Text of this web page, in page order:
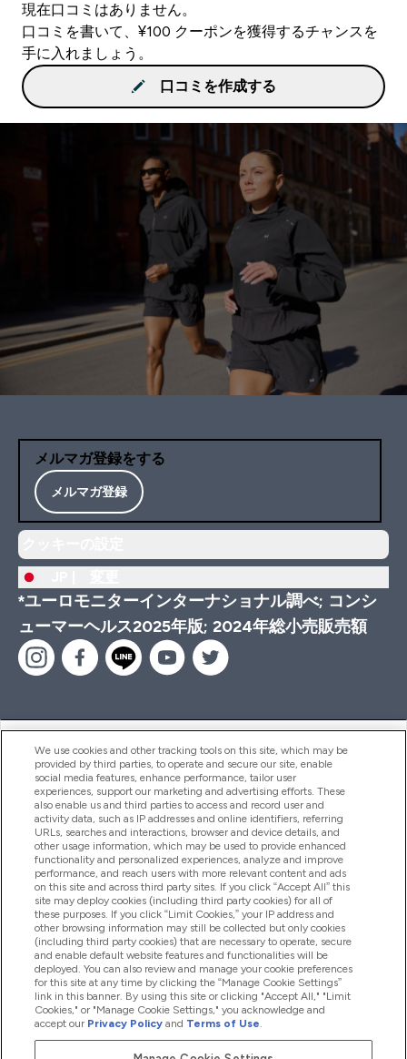
現在口コミはありません。
口コミを書いて、¥100 クーポンを獲得するチャンスを
手に入れましょう。
口コミを作成する
メルマガ登録をする
メルマガ登録
*ユーロモニターインターナショナル調べ; コンシ
ューマーヘルス2025年版; 2024年総小売販売額
ヘルプ＆ガイド
商品について
会社概要
特典＆ポイント
2026 The Hut.com Ltd
We use cookies and other tracking tools on this site, which may be
provided by third parties, to operate and secure our site, enable
social media features, enhance performance, tailor user
experiences, support our marketing and advertising efforts. These
also enable us and third parties to access and record user and
activity data, such as IP addresses and online identifiers, referring
URLs, searches and interactions, browser and device details, and
other usage information, which may be used to provide enhanced
functionality and personalized experiences, analyze and improve
performance, and reach users with more relevant content and ads
on this site and across third party sites. If you click “Accept All” this
site may deploy cookies (including third party cookies) for all of
these purposes. If you click “Limit Cookies,” your IP address and
other browsing information may still be collected but only cookies
(including third party cookies) that are necessary to operate, secure
and enable default website features and functionalities will be
deployed. You can also review and manage your cookie preferences
for this site at any time by clicking the “Manage Cookie Settings”
link in this banner. By using this site or clicking "Accept All," "Limit
Cookies," or "Manage Cookie Settings," you acknowledge and
accept our Privacy Policy and Terms of Use.